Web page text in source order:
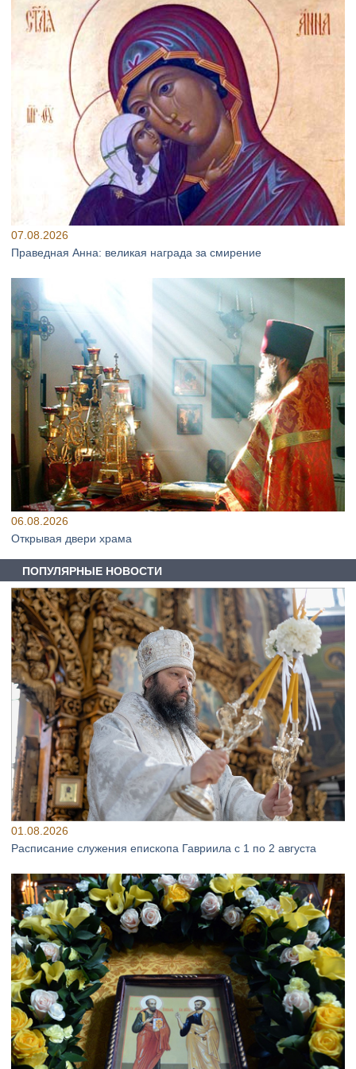
07.08.2026
Праведная Анна: великая награда за смирение
06.08.2026
Открывая двери храма
ПОПУЛЯРНЫЕ НОВОСТИ
01.08.2026
Расписание служения епископа Гавриила с 1 по 2 августа